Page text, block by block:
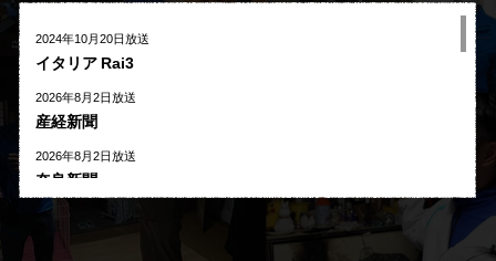
2024年10月20日放送
イタリア Rai3
2026年8月2日放送
産経新聞
2026年8月2日放送
奈良新聞
2026年8月1日放送